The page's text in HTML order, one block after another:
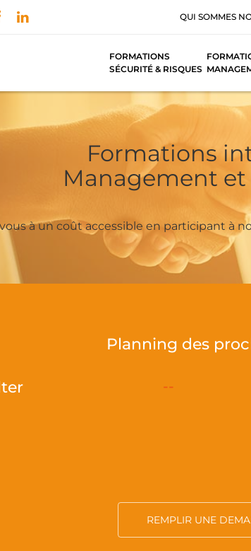
QUI SOMMES
FORMATIONS
SÉCURITÉ & RISQUES
Formations
Management
à un coût accessible en participant à
Planning des
--
REMPLIR UNE